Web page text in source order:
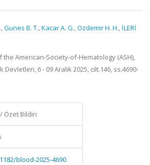
,Gunes B. T.,Kacar A. G.,Ozdemir H. H., İLERİ
American-Society-of-Hematology (ASH),
6 - 09 Aralık 2025, cilt.146, ss.4690-
Özet Bildiri
blood-2025-4690